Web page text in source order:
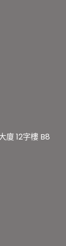
廈 12字樓 B8